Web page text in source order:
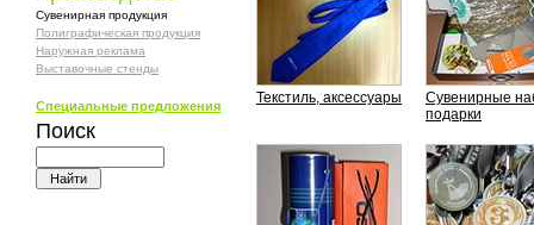
Текстиль, аксессуары
Сувенирные
подарки
Сувенирная продукция
Полиграфическая продукция
Наружная реклама
Выставочные стенды
Специальные предложения
Поиск